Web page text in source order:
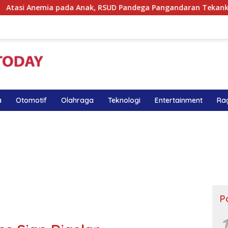
RSUD Pandega Pangandaran Tekankan Pentingnya
Otomotif Olahraga Teknologi Entertainment